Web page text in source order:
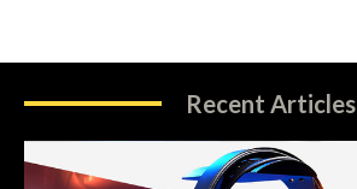
Recent Articles